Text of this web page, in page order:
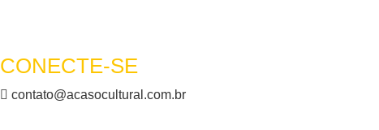
CONECTE-SE
contato@acasocultural.com.br